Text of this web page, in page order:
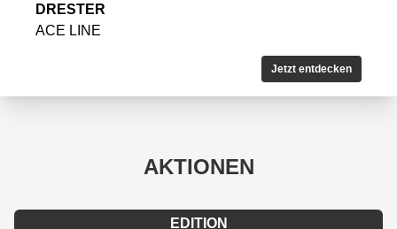
DRESTER
ACE LINE
Jetzt entdecken
AKTIONEN
EDITION